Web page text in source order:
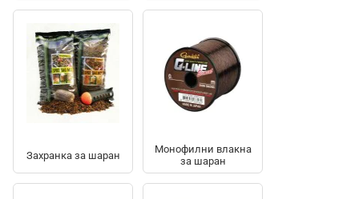
Захранка за шаран
Монофилни влакна
за шаран